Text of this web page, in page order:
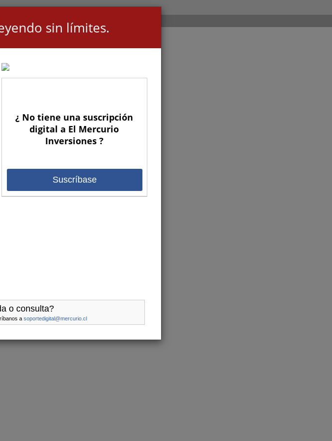
sin límites.
¿ No tiene una suscripción
digital a El Mercurio
Inversiones ?
Suscríbase
o consulta?
a soportedigital@mercurio.cl